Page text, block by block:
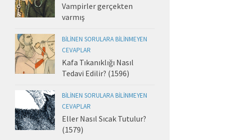
Vampirler gerçekten
varmış
BILINEN SORULARA BILINMEYEN
CEVAPLAR
Kafa Tıkanıklığı Nasıl
Tedavi Edilir? (1596)
BILINEN SORULARA BILINMEYEN
CEVAPLAR
Eller Nasıl Sıcak Tutulur?
(1579)